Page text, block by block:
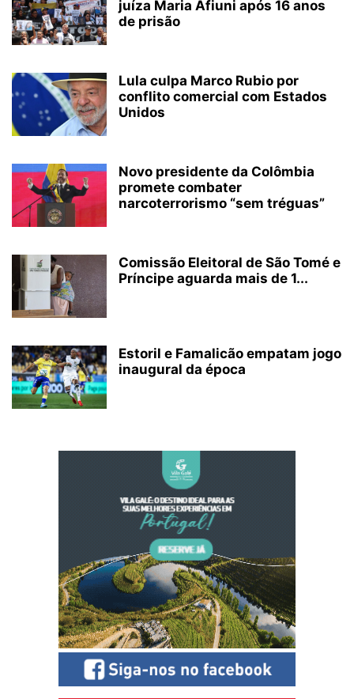
juíza Maria Afiuni após 16 anos
de prisão
Lula culpa Marco Rubio por
conflito comercial com Estados
Unidos
Novo presidente da Colômbia
promete combater
narcoterrorismo “sem tréguas”
Comissão Eleitoral de São Tomé e
Príncipe aguarda mais de 1...
Estoril e Famalicão empatam jogo
inaugural da época